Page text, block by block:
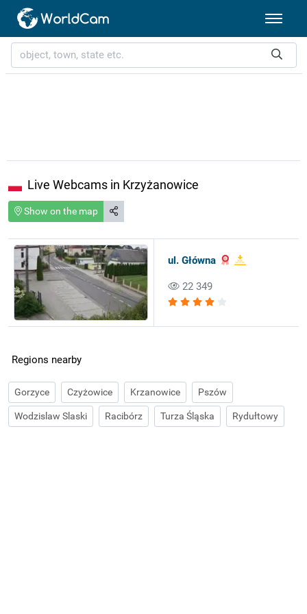
Live Webcams in Krzyżanowice
Show on the map
ul. Główna
22 349
Regions nearby
Gorzyce Czyżowice Krzanowice Pszów
Wodzislaw Slaski Racibórz Turza Śląska Rydułtowy